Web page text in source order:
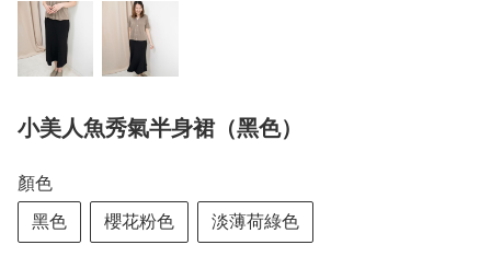
小美人魚秀氣半身裙（黑色）
顏色
黑色 櫻花粉色 淡薄荷綠色